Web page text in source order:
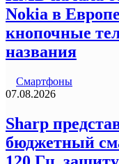
Nokia в
кнопочные
названия
Смартфоны
07.08.2026
Sharp
бюджетный